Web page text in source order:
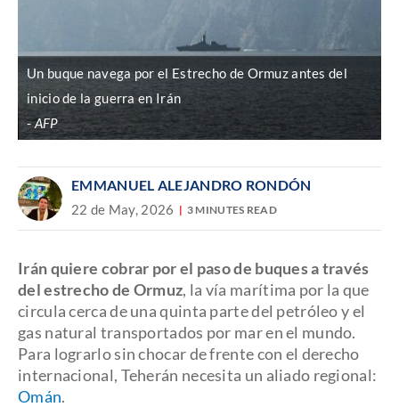
Un buque navega por el Estrecho de Ormuz antes del
inicio de la guerra en Irán
AFP
EMMANUEL ALEJANDRO RONDÓN
22 de May, 2026 3 MINUTES READ
Irán quiere cobrar por el paso de buques a través
del estrecho de Ormuz, la vía marítima por la que
circula cerca de una quinta parte del petróleo y el
gas natural transportados por mar en el mundo.
Para lograrlo sin chocar de frente con el derecho
internacional, Teherán necesita un aliado regional:
Omán.